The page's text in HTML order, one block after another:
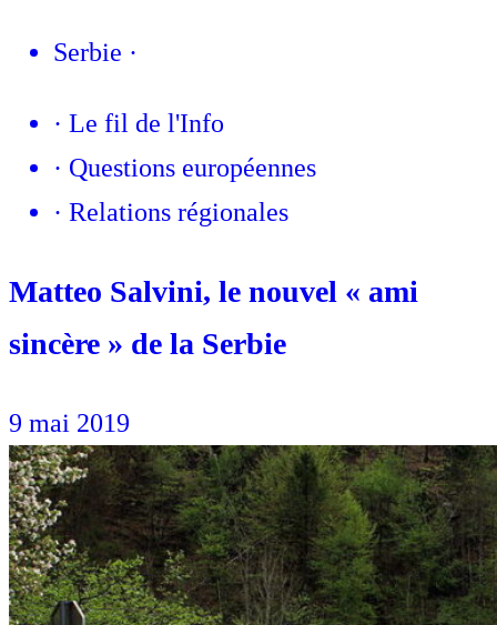
Serbie ·
· Le fil de l'Info
· Questions européennes
· Relations régionales
Matteo Salvini, le nouvel « ami
sincère » de la Serbie
9 mai 2019